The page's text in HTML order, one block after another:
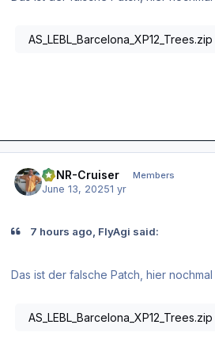
AS_LEBL_Barcelona_XP12_Trees.zip
EDNR-Cruiser Members
June 13, 20251 yr
7 hours ago, FlyAgi said:
Das ist der falsche Patch, hier
AS_LEBL_Barcelona_XP12_Trees.zip